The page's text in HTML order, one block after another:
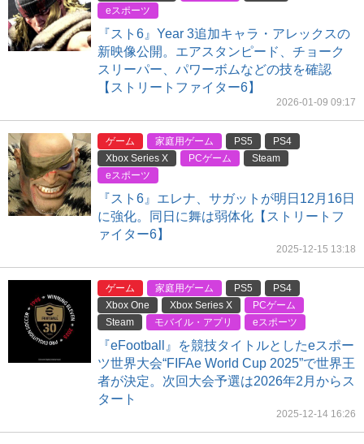
eスポーツ
『スト6』Year 3追加キャラ・アレックスの
新映像公開。エアスタンピード、チョーク
スリーパー、パワーボムなどの技を確認
【ストリートファイター6】
2026-01-09 09:17
ゲーム 家庭用ゲーム PS5
PS4
Xbox Series X
PCゲーム
Steam
eスポーツ
『スト6』エレナ、サガットが明日12月16日
に強化。同日に舞は弱体化【ストリートフ
ァイター6】
2025-12-15 13:18
ゲーム 家庭用ゲーム PS5
PS4
Xbox One
Xbox Series X
PCゲーム
Steam
モバイル・アプリ eスポーツ
『eFootball』を競技タイトルとしたeスポー
ツ世界大会“FIFAe World Cup 2025”で世界王
者が決定。次回大会予選は2026年2月からス
タート
2025-12-14 16:26